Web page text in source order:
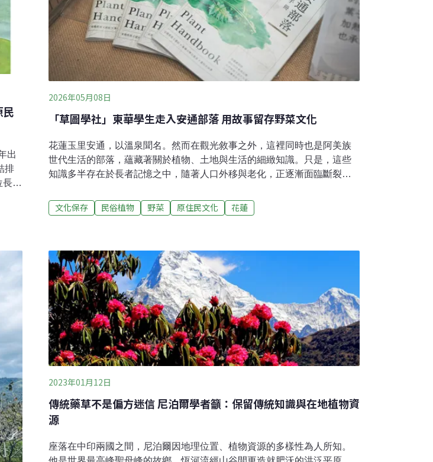
民
出
排
者
自
2026年05月08日
「草圖學社」東華學生走入安通部落 用故事留存野菜文化
花蓮玉里安通，以溫泉聞名。然而在觀光敘事之外，這裡同時也是阿美族
世代生活的部落，蘊藏著關於植物、土地與生活的細緻知識。只是，這些
知識多半存在於長者記憶之中，隨著人口外移與老化，正逐漸面臨斷裂的
選擇走進安通部落。他們以「草圖學社」為團隊名，參與農業部農村發展
及水土保持署「114年大專生洄游農村計畫」，在安通部落駐村44天，最終
從課堂到部落 知識如何學以致用「我們其實一直在想，學了這麼多東西，
到底怎麼用？」李昶勳說。自然資源與環境學系涵蓋環境教育、生態、地
科等多元領域，知識面向廣泛，但在課堂中多半是分科教學，彼此之間缺
乏整合的機會。對他而言，這樣的學習方式留下了一個長期的疑問：這些
知識是否有可能在一個
文化保存 民俗植物 野菜 原住民文化 花蓮
2023年01月12日
傳統藥草不是偏方迷信 尼泊爾學者籲：保留傳統知識與在地植物資
源
座落在中印兩國之間，尼泊爾因地理位置、植物資源的多樣性為人所知。